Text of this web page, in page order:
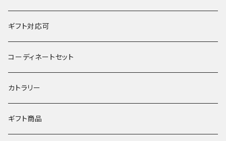
鍋
その他
春窯
夏
水うちわ
浮き玉
冬
ギフト対応可
コーディネートセット
カトラリー
ギフト商品